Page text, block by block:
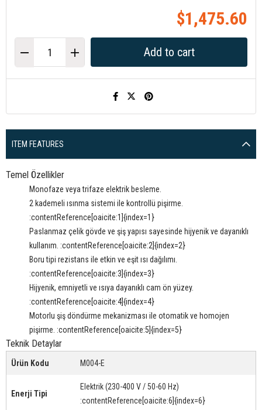
$1,475.60
ITEM FEATURES
Temel Özellikler
Monofaze veya trifaze elektrik besleme.
2 kademeli ısınma sistemi ile kontrollü pişirme.
:contentReference[oaicite:1]{index=1}
Paslanmaz çelik gövde ve şiş yapısı sayesinde hijyenik ve dayanıklı
kullanım. :contentReference[oaicite:2]{index=2}
Boru tipi rezistans ile etkin ve eşit ısı dağılımı.
:contentReference[oaicite:3]{index=3}
Hijyenik, emniyetli ve ısıya dayanıklı cam ön yüzey.
:contentReference[oaicite:4]{index=4}
Motorlu şiş döndürme mekanizması ile otomatik ve homojen
pişirme. :contentReference[oaicite:5]{index=5}
Teknik Detaylar
Ürün Kodu M004-E
Enerji Tipi
Elektrik (230-400 V / 50-60 Hz)
:contentReference[oaicite:6]{index=6}